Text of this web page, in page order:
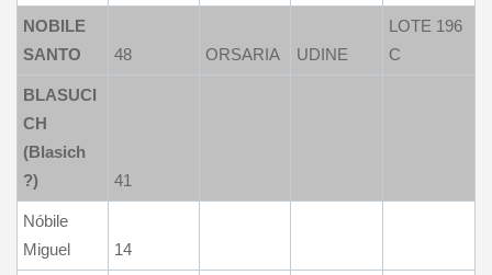
NOBILE
SANTO
48 ORSARIA UDINE
LOTE 196
C
BLASUCI
CH
(Blasich
?)
41
Nóbile
Miguel
14